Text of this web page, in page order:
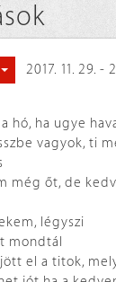
2017. 11. 29. -
hó, ha ugye
vagyok, ti
még őt, de
légyszi
mondtál
el a titok,